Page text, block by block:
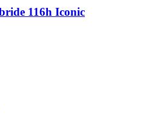
116h Iconic